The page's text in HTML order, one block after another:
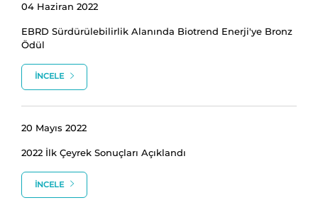
04 Haziran 2022
EBRD Sürdürülebilirlik Alanında Biotrend Enerji'ye Bronz
Ödül
İNCELE
20 Mayıs 2022
2022 İlk Çeyrek Sonuçları Açıklandı
İNCELE